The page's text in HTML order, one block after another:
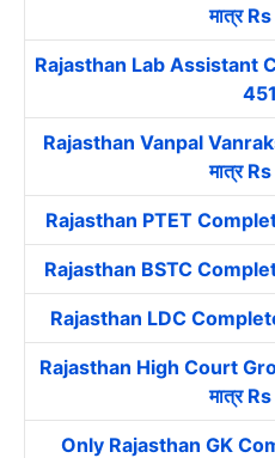
मात्र
Rajasthan Lab Assistant
Rajasthan Vanpal
मात्र
Rajasthan PTET
Rajasthan BSTC
Rajasthan LDC
Rajasthan High Court
मात्र
Only Rajasthan GK